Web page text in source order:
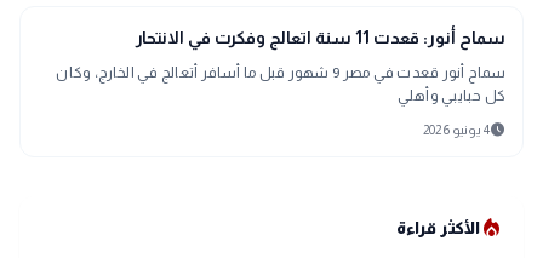
interests
منوعات
سماح أنور: قعدت 11 سنة اتعالج وفكرت في الانتحار
سماح أنور قعدت في مصر 9 شهور قبل ما أسافر أتعالج في الخارج، وكان
كل حبايبي وأهلي
schedule4 يونيو 2026
local_fire_departmentالأكثر قراءة